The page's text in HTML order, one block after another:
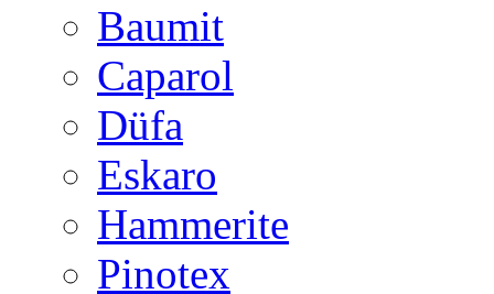
Baumit
Caparol
Düfa
Eskaro
Hammerite
Pinotex